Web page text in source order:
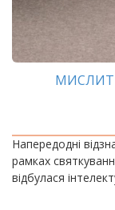
Напередодні
рамках
відбулася